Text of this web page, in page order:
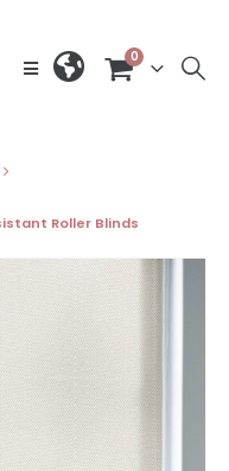
0
Roller Blinds